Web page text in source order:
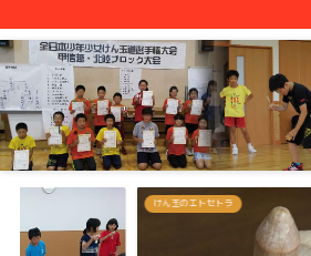
けん玉のエトセトラ